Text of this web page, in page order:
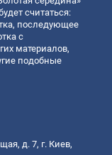
считаться:
последующее
с
материалов,
подобные
д. 7, г. Киев,